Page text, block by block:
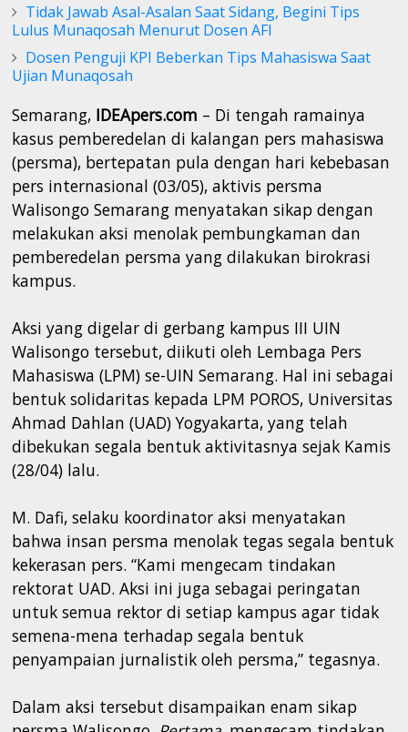
Tidak Jawab Asal-Asalan Saat Sidang, Begini Tips
Lulus Munaqosah Menurut Dosen AFI
Dosen Penguji KPI Beberkan Tips Mahasiswa Saat
Ujian Munaqosah
Semarang, IDEApers.com – Di tengah ramainya
kasus pemberedelan di kalangan pers mahasiswa
(persma), bertepatan pula dengan hari kebebasan
pers internasional (03/05), aktivis persma
Walisongo Semarang menyatakan sikap dengan
melakukan aksi menolak pembungkaman dan
pemberedelan persma yang dilakukan birokrasi
kampus.
Aksi yang digelar di gerbang kampus III UIN
Walisongo tersebut, diikuti oleh Lembaga Pers
Mahasiswa (LPM) se-UIN Semarang. Hal ini sebagai
bentuk solidaritas kepada LPM POROS, Universitas
Ahmad Dahlan (UAD) Yogyakarta, yang telah
dibekukan segala bentuk aktivitasnya sejak Kamis
(28/04) lalu.
M. Dafi, selaku koordinator aksi menyatakan
bahwa insan persma menolak tegas segala bentuk
kekerasan pers. “Kami mengecam tindakan
rektorat UAD. Aksi ini juga sebagai peringatan
untuk semua rektor di setiap kampus agar tidak
semena-mena terhadap segala bentuk
penyampaian jurnalistik oleh persma,” tegasnya.
Dalam aksi tersebut disampaikan enam sikap